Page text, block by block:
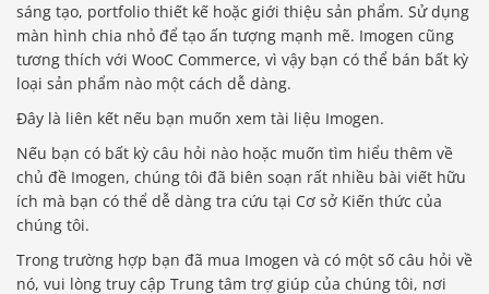
sáng tạo, portfolio thiết kế hoặc giới thiệu sản phẩm. Sử dụng
màn hình chia nhỏ để tạo ấn tượng mạnh mẽ. Imogen cũng
tương thích với WooC Commerce, vì vậy bạn có thể bán bất kỳ
loại sản phẩm nào một cách dễ dàng.
Đây là liên kết nếu bạn muốn xem tài liệu Imogen.
Nếu bạn có bất kỳ câu hỏi nào hoặc muốn tìm hiểu thêm về
chủ đề Imogen, chúng tôi đã biên soạn rất nhiều bài viết hữu
ích mà bạn có thể dễ dàng tra cứu tại Cơ sở Kiến thức của
chúng tôi.
Trong trường hợp bạn đã mua Imogen và có một số câu hỏi về
nó, vui lòng truy cập Trung tâm trợ giúp của chúng tôi, nơi